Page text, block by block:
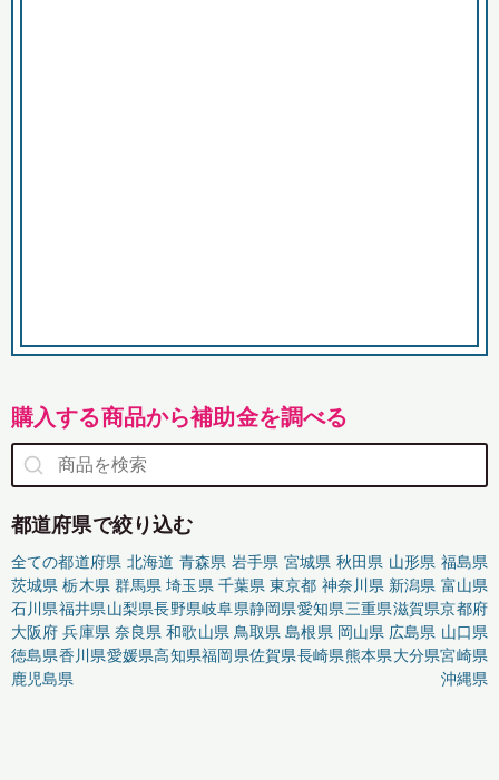
購入する商品から補助金を調べる
都道府県で絞り込む
全ての都道府県 北海道 青森県 岩手県 宮城県 秋田県 山形県 福島県
茨城県 栃木県 群馬県 埼玉県 千葉県 東京都 神奈川県 新潟県 富山県
石川県福井県山梨県長野県岐阜県静岡県愛知県三重県滋賀県京都府
大阪府 兵庫県 奈良県 和歌山県 鳥取県 島根県 岡山県 広島県 山口県
徳島県香川県愛媛県高知県福岡県佐賀県長崎県熊本県大分県宮崎県
鹿児島県
沖縄県